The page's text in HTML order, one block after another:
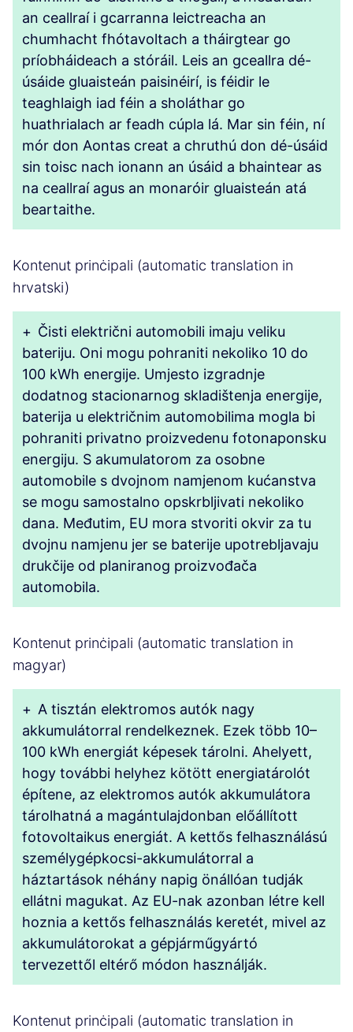
an ceallraí i gcarranna leictreacha an
chumhacht fhótavoltach a tháirgtear go
príobháideach a stóráil. Leis an gceallra dé-
úsáide gluaisteán paisinéirí, is féidir le
teaghlaigh iad féin a sholáthar go
huathrialach ar feadh cúpla lá. Mar sin féin, ní
mór don Aontas creat a chruthú don dé-úsáid
sin toisc nach ionann an úsáid a bhaintear as
na ceallraí agus an monaróir gluaisteán atá
beartaithe.
Kontenut prinċipali (automatic translation in
hrvatski)
+ Čisti električni automobili imaju veliku
bateriju. Oni mogu pohraniti nekoliko 10 do
100 kWh energije. Umjesto izgradnje
dodatnog stacionarnog skladištenja energije,
baterija u električnim automobilima mogla bi
pohraniti privatno proizvedenu fotonaponsku
energiju. S akumulatorom za osobne
automobile s dvojnom namjenom kućanstva
se mogu samostalno opskrbljivati nekoliko
dana. Međutim, EU mora stvoriti okvir za tu
dvojnu namjenu jer se baterije upotrebljavaju
drukčije od planiranog proizvođača
automobila.
Kontenut prinċipali (automatic translation in
magyar)
+ A tisztán elektromos autók nagy
akkumulátorral rendelkeznek. Ezek több 10–
100 kWh energiát képesek tárolni. Ahelyett,
hogy további helyhez kötött energiatárolót
építene, az elektromos autók akkumulátora
tárolhatná a magántulajdonban előállított
fotovoltaikus energiát. A kettős felhasználású
személygépkocsi-akkumulátorral a
háztartások néhány napig önállóan tudják
ellátni magukat. Az EU-nak azonban létre kell
hoznia a kettős felhasználás keretét, mivel az
akkumulátorokat a gépjárműgyártó
tervezettől eltérő módon használják.
Kontenut prinċipali (automatic translation in